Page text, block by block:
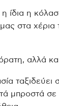
η ίδια η
στα
αλλά
μπροστά